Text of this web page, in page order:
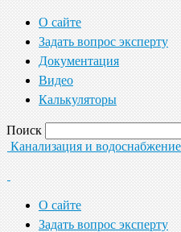
О сайте
Задать вопрос эксперту
Документация
Видео
Калькуляторы
Поиск
Канализация и
О сайте
Задать вопрос эксперту